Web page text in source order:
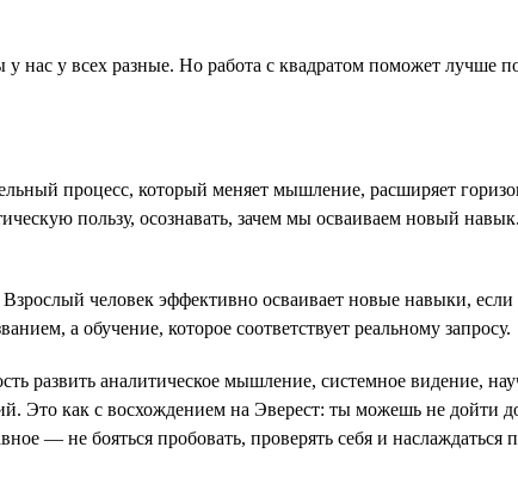
нас у всех разные. Но работа с квадратом поможет лучше
процесс, который меняет мышление, расширяет
пользу, осознавать, зачем мы осваиваем новый
человек эффективно осваивает новые навыки, если
а обучение, которое соответствует реальному запросу.
развить аналитическое мышление, системное видение,
Это как с восхождением на Эверест: ты можешь не дойти
— не бояться пробовать, проверять себя и наслаждаться